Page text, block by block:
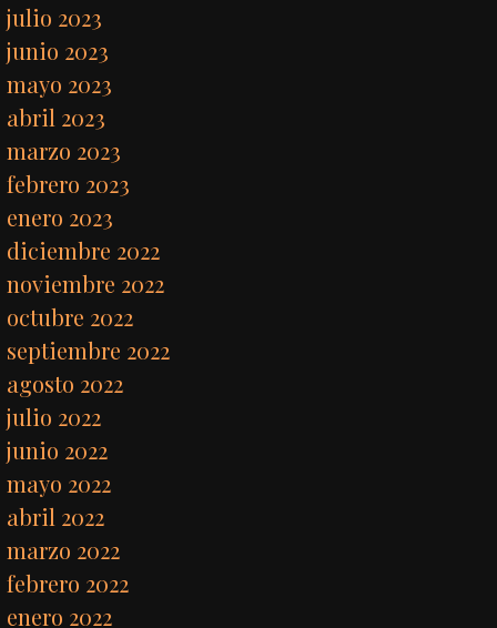
julio 2023
junio 2023
mayo 2023
abril 2023
marzo 2023
febrero 2023
enero 2023
diciembre 2022
noviembre 2022
octubre 2022
septiembre 2022
agosto 2022
julio 2022
junio 2022
mayo 2022
abril 2022
marzo 2022
febrero 2022
enero 2022